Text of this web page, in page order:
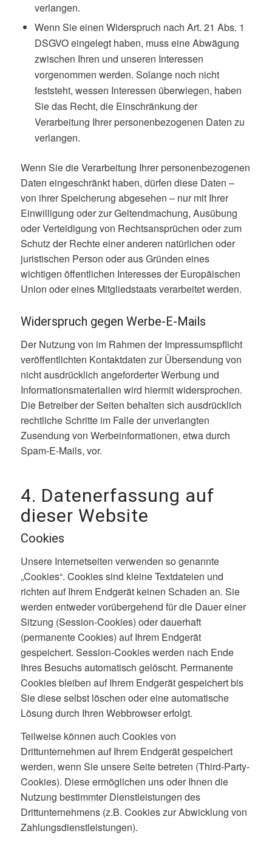
verlangen.
Wenn Sie einen Widerspruch nach Art. 21 Abs. 1
DSGVO eingelegt haben, muss eine Abwägung
zwischen Ihren und unseren Interessen
vorgenommen werden. Solange noch nicht
feststeht, wessen Interessen überwiegen, haben
Sie das Recht, die Einschränkung der
Verarbeitung Ihrer personenbezogenen Daten zu
verlangen.
Wenn Sie die Verarbeitung Ihrer personenbezogenen
Daten eingeschränkt haben, dürfen diese Daten –
von ihrer Speicherung abgesehen – nur mit Ihrer
Einwilligung oder zur Geltendmachung, Ausübung
oder Verteidigung von Rechtsansprüchen oder zum
Schutz der Rechte einer anderen natürlichen oder
juristischen Person oder aus Gründen eines
wichtigen öffentlichen Interesses der Europäischen
Union oder eines Mitgliedstaats verarbeitet werden.
Widerspruch gegen Werbe-E-Mails
Der Nutzung von im Rahmen der Impressumspflicht
veröffentlichten Kontaktdaten zur Übersendung von
nicht ausdrücklich angeforderter Werbung und
Informationsmaterialien wird hiermit widersprochen.
Die Betreiber der Seiten behalten sich ausdrücklich
rechtliche Schritte im Falle der unverlangten
Zusendung von Werbeinformationen, etwa durch
Spam-E-Mails, vor.
4. Datenerfassung auf
dieser Website
Cookies
Unsere Internetseiten verwenden so genannte
„Cookies“. Cookies sind kleine Textdateien und
richten auf Ihrem Endgerät keinen Schaden an. Sie
werden entweder vorübergehend für die Dauer einer
Sitzung (Session-Cookies) oder dauerhaft
(permanente Cookies) auf Ihrem Endgerät
gespeichert. Session-Cookies werden nach Ende
Ihres Besuchs automatisch gelöscht. Permanente
Cookies bleiben auf Ihrem Endgerät gespeichert bis
Sie diese selbst löschen oder eine automatische
Lösung durch Ihren Webbrowser erfolgt.
Teilweise können auch Cookies von
Drittunternehmen auf Ihrem Endgerät gespeichert
werden, wenn Sie unsere Seite betreten (Third-Party-
Cookies). Diese ermöglichen uns oder Ihnen die
Nutzung bestimmter Dienstleistungen des
Drittunternehmens (z.B. Cookies zur Abwicklung von
Zahlungsdienstleistungen).